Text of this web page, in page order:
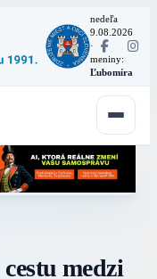
nedeľa
9.08.2026
·
meniny:
Ľubomíra
medzi